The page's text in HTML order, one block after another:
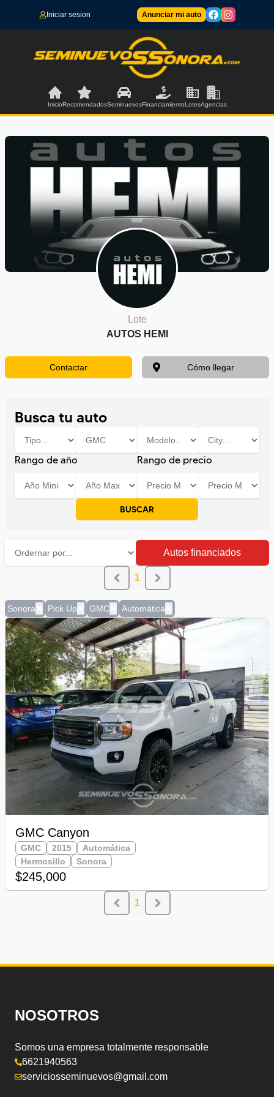
Iniciar sesion Anunciar mi auto
InicioRecomendadosSeminuevosFinanciamientoLotesAgencias
Lote
AUTOS HEMI
Contactar Cómo llegar
Busca tu auto
Rango de año Rango de precio
BUSCAR
Autos financiados
1
Sonora Pick Up GMC Automática
GMC Canyon
GMC 2015
Automática
Hermosillo
Sonora
$245,000
1
NOSOTROS
Somos una empresa totalmente responsable
6621940563
serviciosseminuevos@gmail.com